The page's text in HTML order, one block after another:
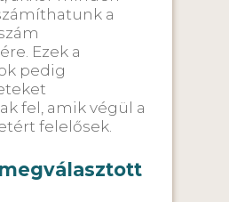
a
Ezek a
pedig
fel, amik végül a
felelősek.